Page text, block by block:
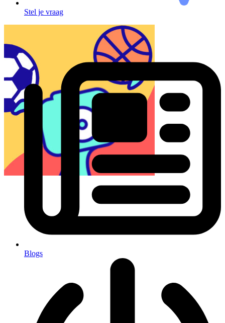
Stel je vraag
Blogs